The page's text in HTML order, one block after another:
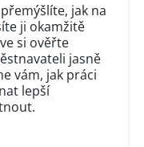
jak na
ji okamžitě
si ověřte
jasně
vám, jak práci
lepší